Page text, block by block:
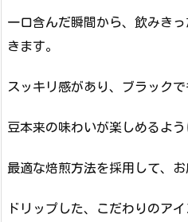
一口含んだ瞬間から、飲みき
きます。
スッキリ感があり、ブラックで
豆本来の味わいが楽しめるよう
最適な焙煎方法を採用して、
ドリップした、こだわりのア